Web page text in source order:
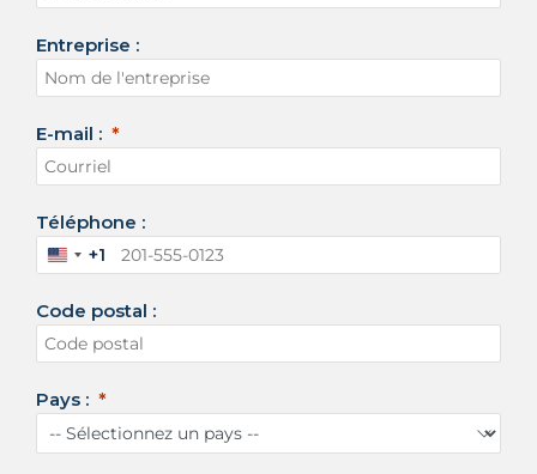
Entreprise :
E-mail :
Téléphone :
É
a
t
s
U
n
+1
Code postal :
Pays :